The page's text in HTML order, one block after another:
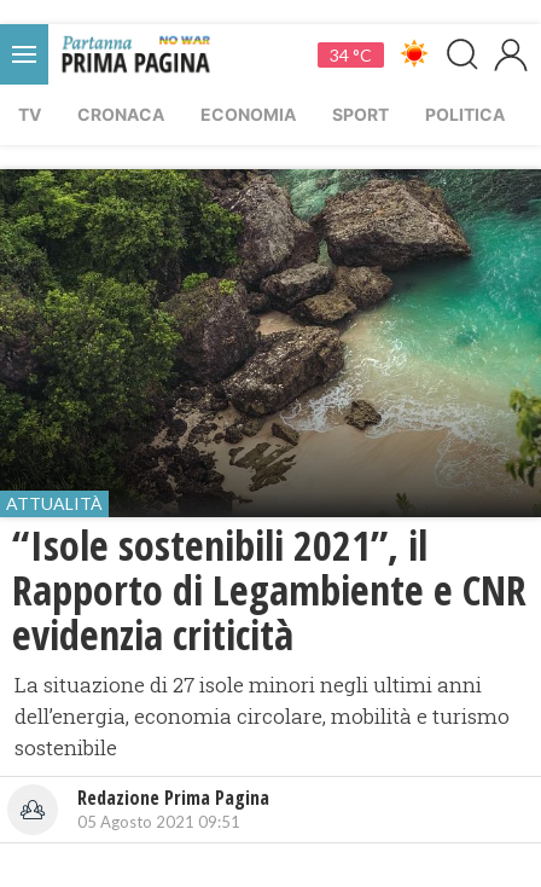
34 °C
TV CRONACA ECONOMIA SPORT POLITICA
ATTUALITÀ
“Isole sostenibili 2021”, il
Rapporto di Legambiente e CNR
evidenzia criticità
La situazione di 27 isole minori negli ultimi anni
dell’energia, economia circolare, mobilità e turismo
sostenibile
Redazione Prima Pagina
05 Agosto 2021 09:51